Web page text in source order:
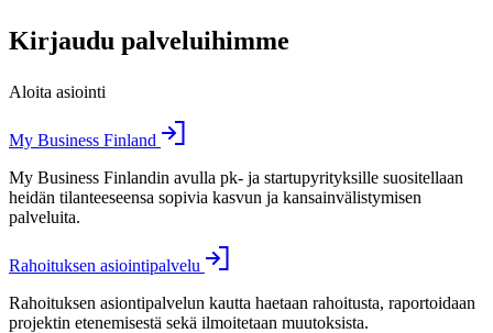
Kirjaudu palveluihimme
Aloita asiointi
My Business Finland
My Business Finlandin avulla pk- ja startupyrityksille suositellaan
heidän tilanteeseensa sopivia kasvun ja kansainvälistymisen
palveluita.
Rahoituksen asiointipalvelu
Rahoituksen asiontipalvelun kautta haetaan rahoitusta, raportoidaan
projektin etenemisestä sekä ilmoitetaan muutoksista.